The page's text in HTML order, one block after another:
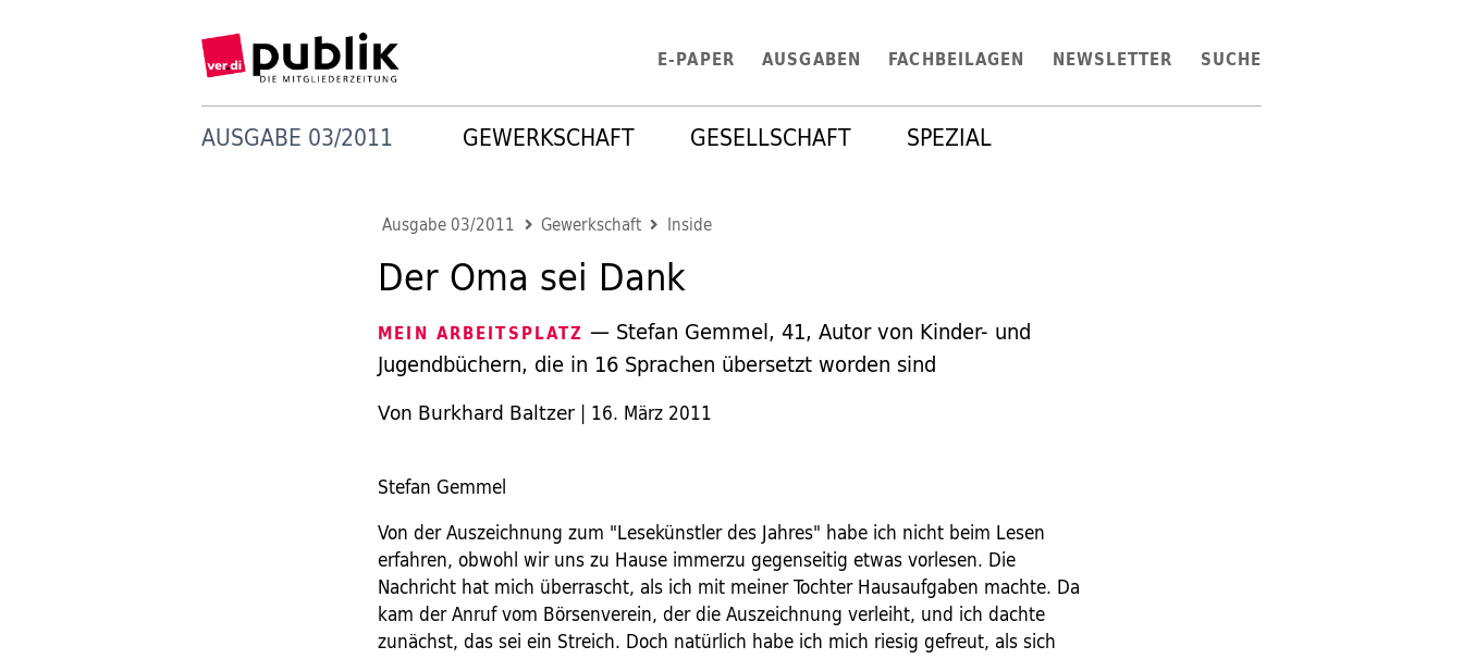
E-PAPER AUSGABEN FACHBEILAGEN NEWSLETTER SUCHE
AUSGABE 03/2011 GEWERKSCHAFT GESELLSCHAFT SPEZIAL
Ausgabe 03/2011 Gewerkschaft Inside
Der Oma sei Dank
MEIN ARBEITSPLATZ — Stefan Gemmel, 41, Autor von Kinder- und
Jugendbüchern, die in 16 Sprachen übersetzt worden sind
Von Burkhard Baltzer | 16. März 2011
Stefan Gemmel
Von der Auszeichnung zum "Lesekünstler des Jahres" habe ich nicht beim Lesen
erfahren, obwohl wir uns zu Hause immerzu gegenseitig etwas vorlesen. Die
Nachricht hat mich überrascht, als ich mit meiner Tochter Hausaufgaben machte. Da
kam der Anruf vom Börsenverein, der die Auszeichnung verleiht, und ich dachte
zunächst, das sei ein Streich. Doch natürlich habe ich mich riesig gefreut, als sich